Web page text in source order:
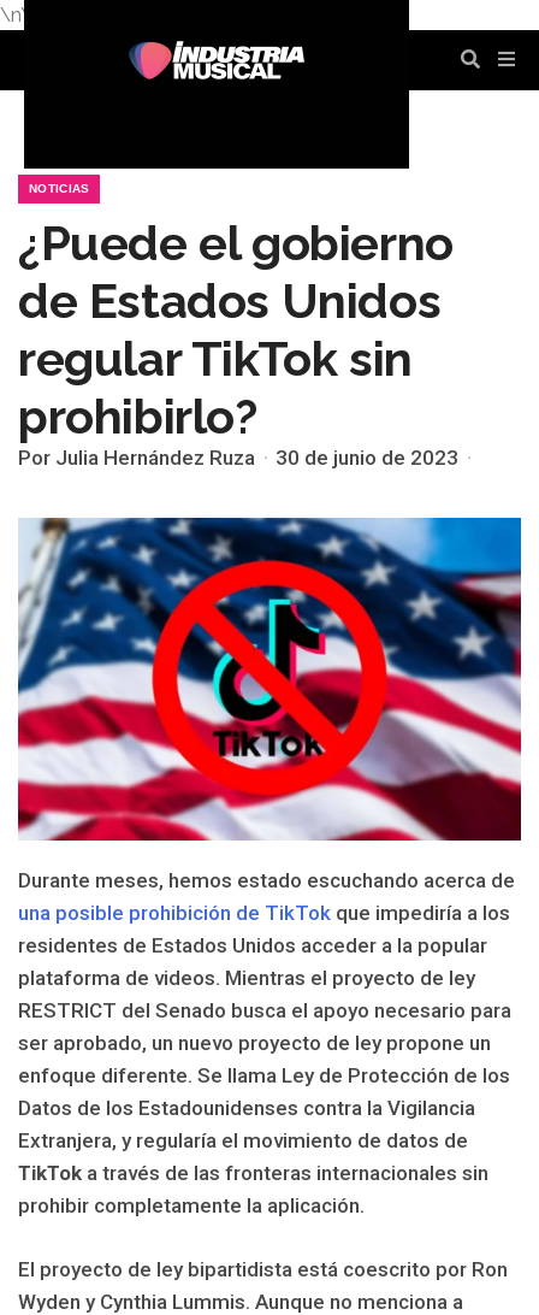
\n\n
NOTICIAS
¿Puede el gobierno
de Estados Unidos
regular TikTok sin
prohibirlo?
Por Julia Hernández Ruza 30 de junio de 2023
Durante meses, hemos estado escuchando acerca de
una posible prohibición de TikTok que impediría a los
residentes de Estados Unidos acceder a la popular
plataforma de videos. Mientras el proyecto de ley
RESTRICT del Senado busca el apoyo necesario para
ser aprobado, un nuevo proyecto de ley propone un
enfoque diferente. Se llama Ley de Protección de los
Datos de los Estadounidenses contra la Vigilancia
Extranjera, y regularía el movimiento de datos de
TikTok a través de las fronteras internacionales sin
prohibir completamente la aplicación.
El proyecto de ley bipartidista está coescrito por Ron
Wyden y Cynthia Lummis. Aunque no menciona a